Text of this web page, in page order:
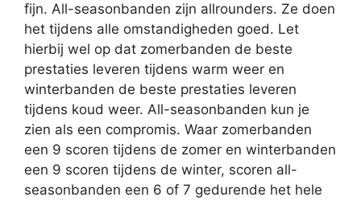
fijn. All-seasonbanden zijn allrounders. Ze doen
het tijdens alle omstandigheden goed. Let
hierbij wel op dat zomerbanden de beste
prestaties leveren tijdens warm weer en
winterbanden de beste prestaties leveren
tijdens koud weer. All-seasonbanden kun je
zien als een compromis. Waar zomerbanden
een 9 scoren tijdens de zomer en winterbanden
een 9 scoren tijdens de winter, scoren all-
seasonbanden een 6 of 7 gedurende het hele